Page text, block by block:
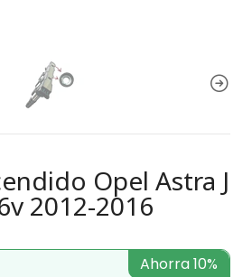
Opel Astra J
2012-2016
Ahorra 10%